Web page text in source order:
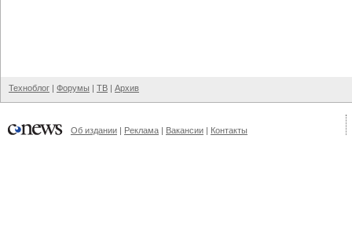
Техноблог | Форумы | ТВ | Архив
Об издании | Реклама | Вакансии | Контакты